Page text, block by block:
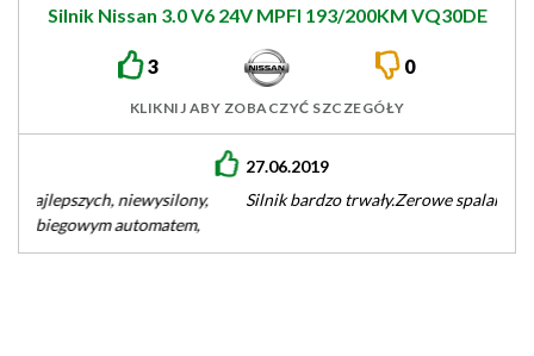
Silnik Nissan 3.0 V6 24V MPFI 193/200KM VQ30DE
3 0
KLIKNIJ ABY ZOBACZYĆ SZCZEGÓŁY
Silnik bardzo trwały.Zerowe spalanie oleju przy jeżdzie na PB.